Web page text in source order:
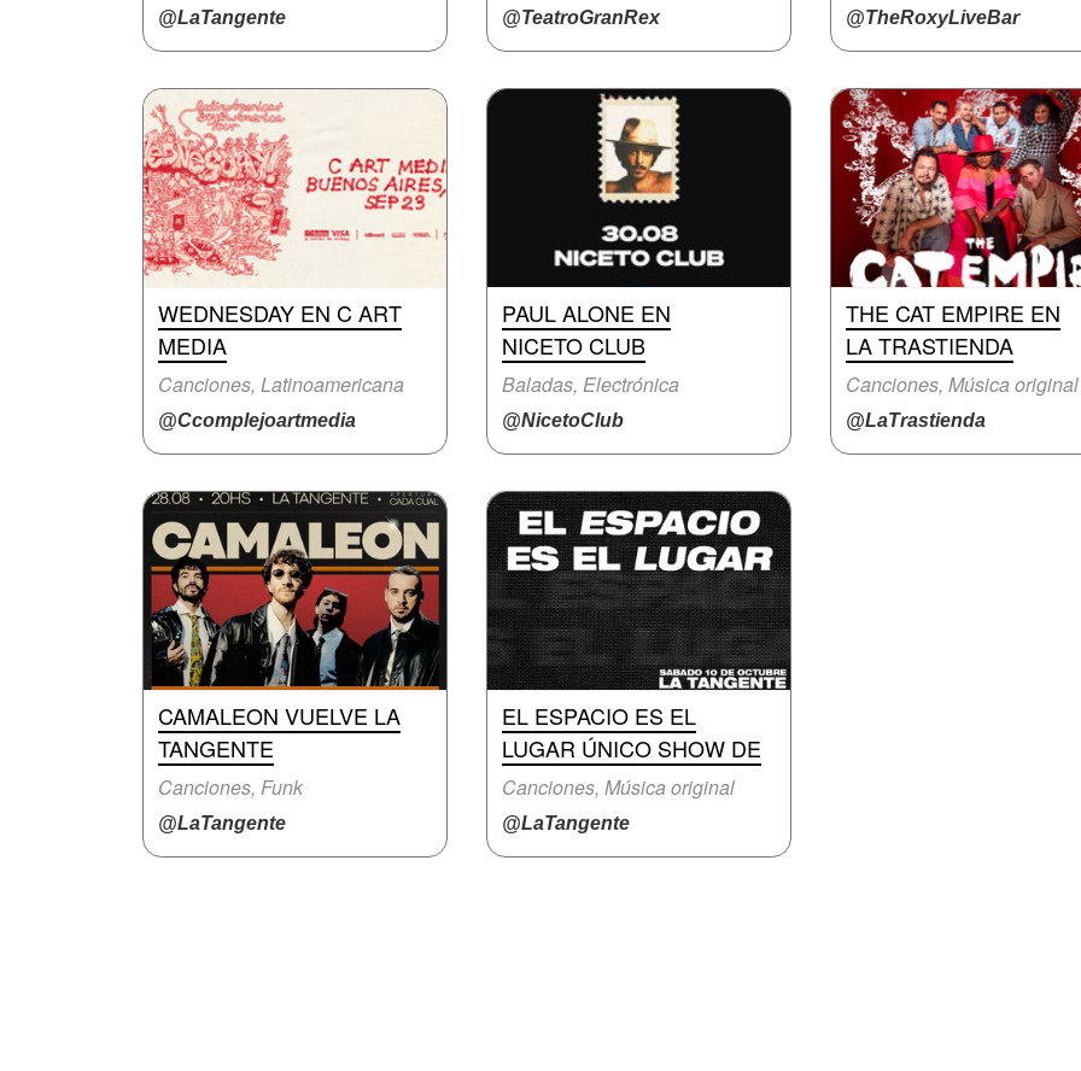
@LaTangente @TeatroGranRex @TheRoxyLiveBar
WEDNESDAY EN C ART
MEDIA
Canciones, Latinoamericana
@Ccomplejoartmedia
PAUL ALONE EN
NICETO CLUB
Baladas, Electrónica
@NicetoClub
THE CAT EMPIRE EN
LA TRASTIENDA
Canciones, Música original
@LaTrastienda
CAMALEON VUELVE LA
TANGENTE
Canciones, Funk
@LaTangente
EL ESPACIO ES EL
LUGAR ÚNICO SHOW DE
Canciones, Música original
@LaTangente